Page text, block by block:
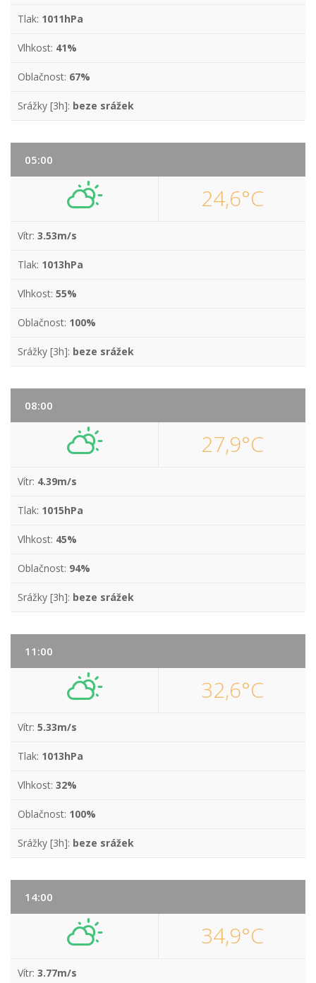
Tlak: 1011hPa
Vlhkost: 41%
Oblačnost: 67%
Srážky [3h]: beze srážek
05:00
24,6°C
Vítr: 3.53m/s
Tlak: 1013hPa
Vlhkost: 55%
Oblačnost: 100%
Srážky [3h]: beze srážek
08:00
27,9°C
Vítr: 4.39m/s
Tlak: 1015hPa
Vlhkost: 45%
Oblačnost: 94%
Srážky [3h]: beze srážek
11:00
32,6°C
Vítr: 5.33m/s
Tlak: 1013hPa
Vlhkost: 32%
Oblačnost: 100%
Srážky [3h]: beze srážek
14:00
34,9°C
Vítr: 3.77m/s